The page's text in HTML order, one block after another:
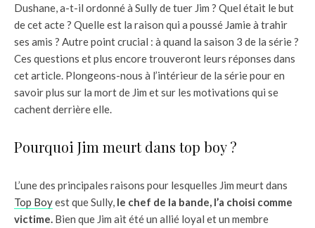
Dushane, a-t-il ordonné à Sully de tuer Jim ? Quel était le but
de cet acte ? Quelle est la raison qui a poussé Jamie à trahir
ses amis ? Autre point crucial : à quand la saison 3 de la série ?
Ces questions et plus encore trouveront leurs réponses dans
cet article. Plongeons-nous à l’intérieur de la série pour en
savoir plus sur la mort de Jim et sur les motivations qui se
cachent derrière elle.
Pourquoi Jim meurt dans top boy ?
L’une des principales raisons pour lesquelles Jim meurt dans
Top Boyest que Sully, le chef de la bande, l’a choisi comme
victime. Bien que Jim ait été un allié loyal et un membre